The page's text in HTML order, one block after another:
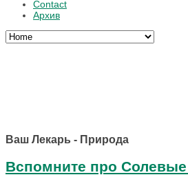
Contact
Архив
Ваш Лекарь - Природа
Вспомните про